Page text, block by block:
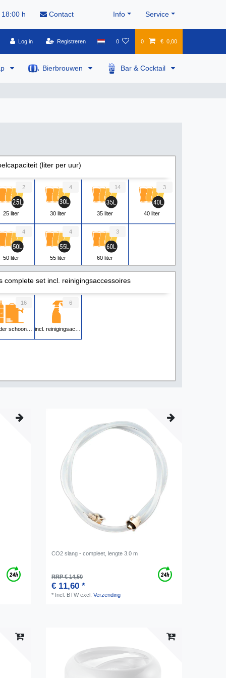
h Contact Info Service
Log in Registreren 0 0 € 0,00
Bierbrouwen Bar & Cocktail
(liter per uur)
25 liter
2
30 liter
4
35 liter
14
40 liter
3
50 liter
4
55 liter
4
60 liter
3
complete set incl. reinigingsaccessoires
schoonmaakaccessoires
16
incl. reinigingsaccessoires
6
CO2 slang - compleet, lengte 3.0 m
RRP € 14,50
€ 11,60 *
* Incl. BTWexcl.Verzending